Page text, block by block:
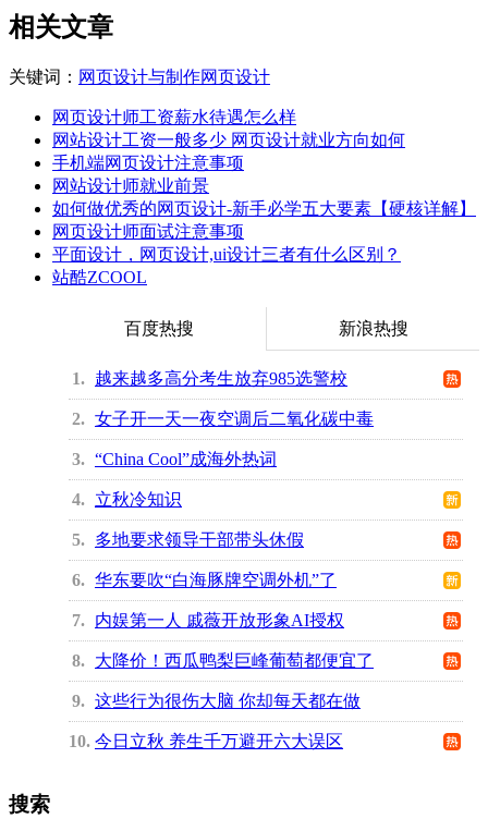
相关文章
关键词： 网页设计与制作网页设计
网页设计师工资薪水待遇怎么样
网站设计工资一般多少 网页设计就业方向如何
手机端网页设计注意事项
网站设计师就业前景
如何做优秀的网页设计-新手必学五大要素【硬核详解】
网页设计师面试注意事项
平面设计，网页设计,ui设计三者有什么区别？
站酷ZCOOL
百度热搜 新浪热搜
1 越来越多高分考生放弃985选警校
2 女子开一天一夜空调后二氧化碳中毒
3 “China Cool”成海外热词
4 立秋冷知识
5 多地要求领导干部带头休假
6 华东要吹“白海豚牌空调外机”了
7 内娱第一人 戚薇开放形象AI授权
8 大降价！西瓜鸭梨巨峰葡萄都便宜了
9 这些行为很伤大脑 你却每天都在做
10 今日立秋 养生千万避开六大误区
搜索